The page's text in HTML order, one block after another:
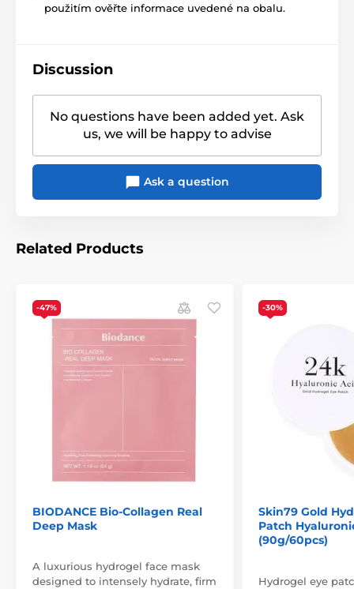
použitím ověřte informace uvedené na obalu.
Discussion
No questions have been added yet. Ask
us, we will be happy to advise
Ask a question
Related Products
-47%
BIODANCE Bio-Collagen Real
Deep Mask
A luxurious hydrogel face mask
designed to intensely hydrate, firm
-30%
Skin79 Gold
Patch
(90g/60pcs)
Hydrogel eye